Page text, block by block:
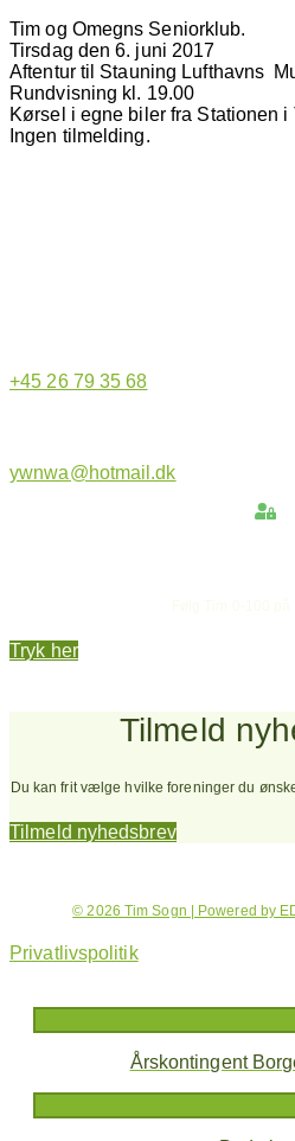
Tim og Omegns Seniorklub.
Tirsdag den 6. juni 2017
Aftentur til Stauning Lufthavns
Rundvisning kl. 19.00
Kørsel i egne biler fra Stationen i
Ingen tilmelding.
+45 26 79 35 68
ywnwa@hotmail.dk
Tryk her
Tilmeld
Du kan frit vælge hvilke foreninger du
Tilmeld nyhedsbrev
© 2026 Tim Sogn | Powered by
Privatlivspolitik
Årskontingent